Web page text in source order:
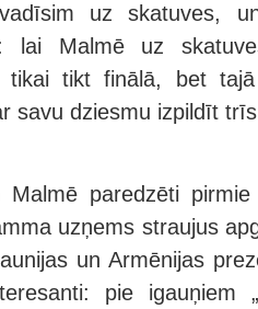
uz skatuves,
lai Malmē uz
tikai tikt finālā, bet
savu dziesmu izpildīt
Malmē paredzēti
uzņems straujus
un Armēnijas
pie igauņiem